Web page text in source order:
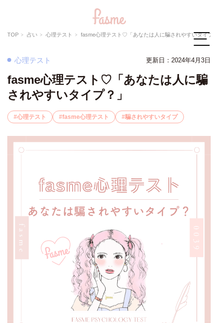
TOP 占い 心理テスト fasme心理テスト♡「あなたは人に騙されやすいタイプ
心理テスト 更新日：2024年4月3日
fasme心理テスト♡「あなたは人に騙
されやすいタイプ？」
心理テスト fasme心理テスト 騙されやすいタイプ